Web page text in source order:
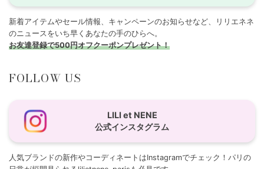
新着アイテムやセール情報、キャンペーンのお知らせなど、リリエネネ
のニュースをいち早くあなたの手のひらへ。
お友達登録で500円オフクーポンプレゼント！
FOLLOW US
LILI et NENE
公式インスタグラム
人気ブランドの新作やコーディネートはInstagramでチェック！パリの